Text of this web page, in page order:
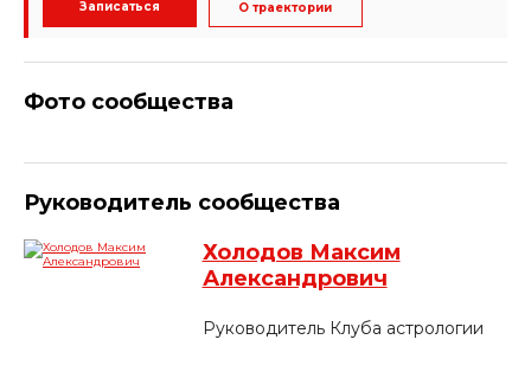
Записаться О траектории
Фото сообщества
Руководитель сообщества
Холодов Максим
Александрович
Руководитель Клуба астрологии